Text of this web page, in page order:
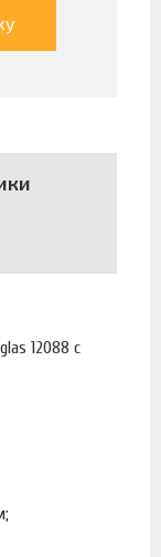
12088 с